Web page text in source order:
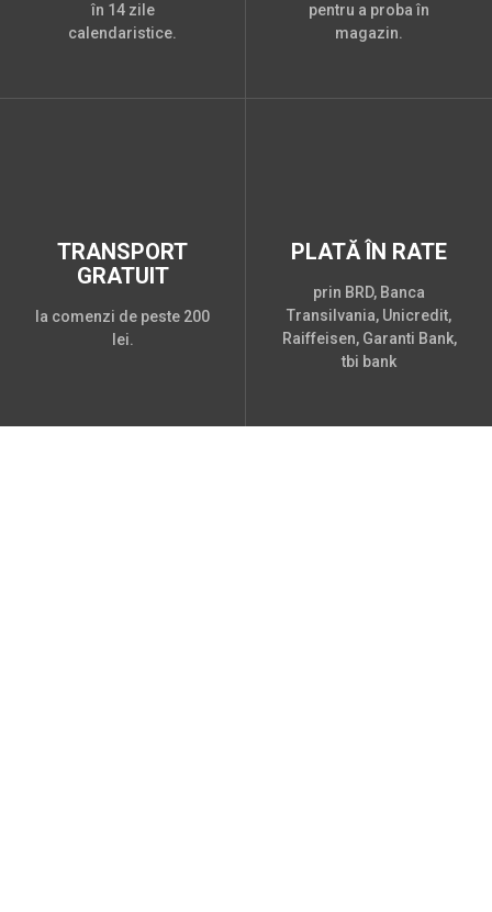
în 14 zile
calendaristice.
pentru a proba în
magazin.
TRANSPORT
GRATUIT
la comenzi de peste 200
lei.
PLATĂ ÎN RATE
prin BRD, Banca
Transilvania, Unicredit,
Raiffeisen, Garanti Bank,
tbi bank